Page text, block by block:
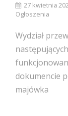
27 kwietnia
Ogłoszenia
Wydział
dokumencie
majówka